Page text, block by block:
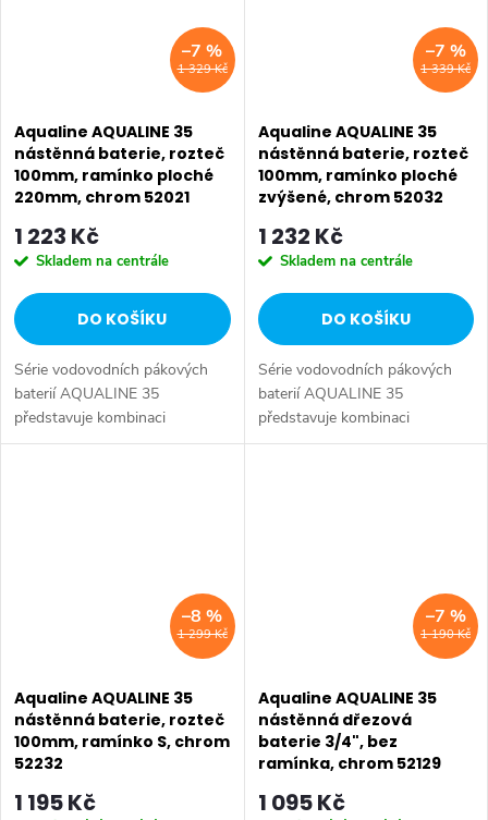
1 329 Kč
–7 %
Aqualine AQUALINE 35
nástěnná baterie, rozteč
100mm, ramínko ploché
220mm, chrom 52021
1 223 Kč
Skladem na centrále
DO KOŠÍKU
Série vodovodních pákových
baterií AQUALINE 35
představuje kombinaci
tradičního jednoduchého
1 339 Kč
–7 %
Aqualine AQUALINE 35
nástěnná baterie, rozteč
100mm, ramínko ploché
zvýšené, chrom 52032
1 232 Kč
Skladem na centrále
DO KOŠÍKU
Série vodovodních pákových
baterií AQUALINE 35
představuje kombinaci
tradičního jednoduchého
1 299 Kč
–8 %
Aqualine AQUALINE 35
nástěnná baterie, rozteč
100mm, ramínko S, chrom
52232
1 195 Kč
1 190 Kč
–7 %
Aqualine AQUALINE 35
nástěnná dřezová
baterie 3/4", bez
ramínka, chrom 52129
1 095 Kč